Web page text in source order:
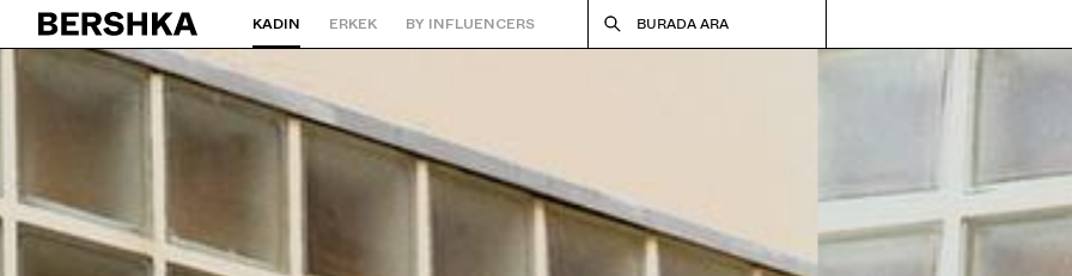
Ana sayfaya geri dön KADIN ERKEK BY INFLUENCERS BURADA ARA